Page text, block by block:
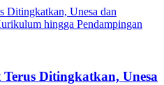
Ditingkatkan, Unesa